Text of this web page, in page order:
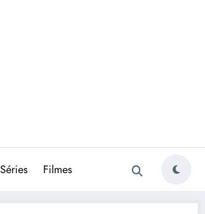
Séries Filmes